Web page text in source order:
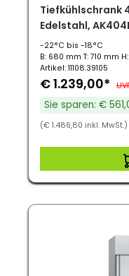
Tiefkühlschrank
Edelstahl,
-22°C bis -18°C
B: 680 mm T: 710 mm
Artikel: 11108.39105
€ 1.239,00*
Sie sparen: €
(€ 1.486,80 inkl. MwSt.)